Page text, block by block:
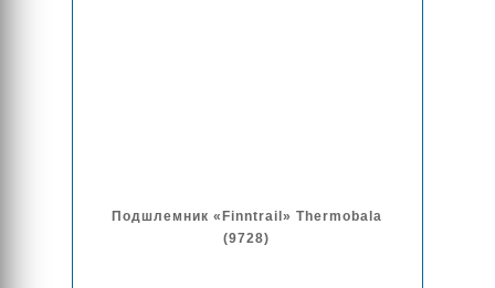
Подшлемник «Finntrail» Thermobala
(9728)